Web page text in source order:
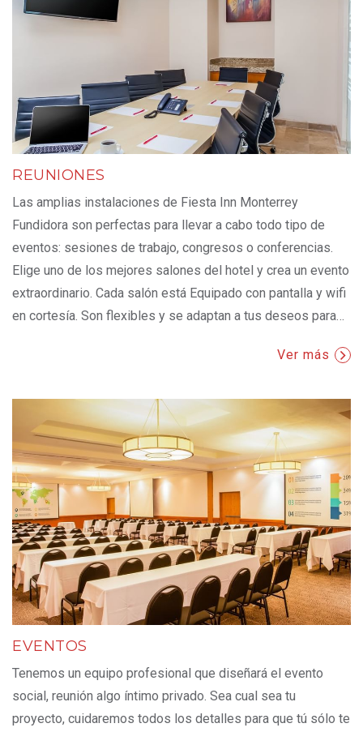
REUNIONES
Las amplias instalaciones de Fiesta Inn Monterrey
Fundidora son perfectas para llevar a cabo todo tipo de
eventos: sesiones de trabajo, congresos o conferencias.
Elige uno de los mejores salones del hotel y crea un evento
extraordinario. Cada salón está Equipado con pantalla y wifi
en cortesía. Son flexibles y se adaptan a tus deseos para…
Ver más
EVENTOS
Tenemos un equipo profesional que diseñará el evento
social, reunión algo íntimo privado. Sea cual sea tu
proyecto, cuidaremos todos los detalles para que tú sólo te